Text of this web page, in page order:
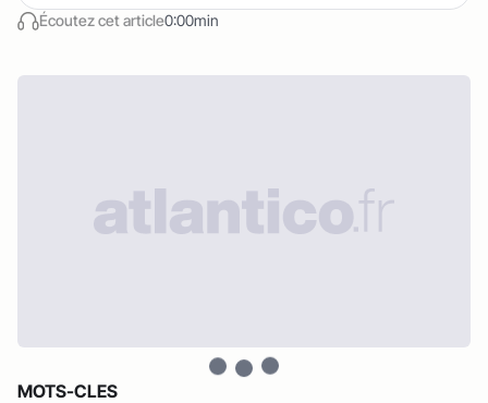
Écoutez cet article0:00min
MOTS-CLES